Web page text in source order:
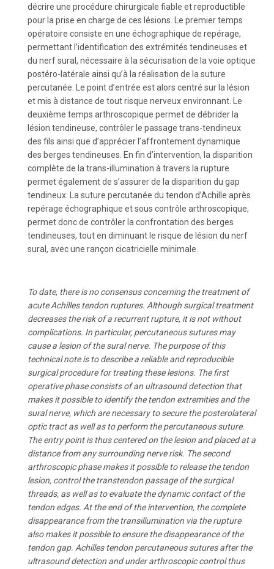
décrire une procédure chirurgicale fiable et reproductible
pour la prise en charge de ces lésions. Le premier temps
opératoire consiste en une échographique de repérage,
permettant l’identification des extrémités tendineuses et
du nerf sural, nécessaire à la sécurisation de la voie optique
postéro-latérale ainsi qu’à la réalisation de la suture
percutanée. Le point d’entrée est alors centré sur la lésion
et mis à distance de tout risque nerveux environnant. Le
deuxième temps arthroscopique permet de débrider la
lésion tendineuse, contrôler le passage trans-tendineux
des fils ainsi que d’apprécier l’affrontement dynamique
des berges tendineuses. En fin d’intervention, la disparition
complète de la trans-illumination à travers la rupture
permet également de s’assurer de la disparition du gap
tendineux. La suture percutanée du tendon d’Achille après
repérage échographique et sous contrôle arthroscopique,
permet donc de contrôler la confrontation des berges
tendineuses, tout en diminuant le risque de lésion du nerf
sural, avec une rançon cicatricielle minimale.
To date, there is no consensus concerning the treatment of
acute Achilles tendon ruptures. Although surgical treatment
decreases the risk of a recurrent rupture, it is not without
complications. In particular, percutaneous sutures may
cause a lesion of the sural nerve. The purpose of this
technical note is to describe a reliable and reproducible
surgical procedure for treating these lesions. The first
operative phase consists of an ultrasound detection that
makes it possible to identify the tendon extremities and the
sural nerve, which are necessary to secure the posterolateral
optic tract as well as to perform the percutaneous suture.
The entry point is thus centered on the lesion and placed at a
distance from any surrounding nerve risk. The second
arthroscopic phase makes it possible to release the tendon
lesion, control the transtendon passage of the surgical
threads, as well as to evaluate the dynamic contact of the
tendon edges. At the end of the intervention, the complete
disappearance from the transillumination via the rupture
also makes it possible to ensure the disappearance of the
tendon gap. Achilles tendon percutaneous sutures after the
ultrasound detection and under arthroscopic control thus